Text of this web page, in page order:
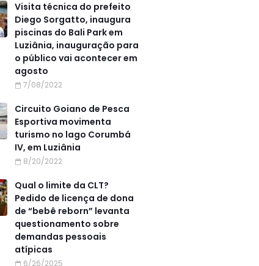
Visita técnica do prefeito
Diego Sorgatto, inaugura
piscinas do Bali Park em
Luziânia, inauguração para
o público vai acontecer em
agosto
7/08/2022
Circuito Goiano de Pesca
Esportiva movimenta
turismo no lago Corumbá
IV, em Luziânia
8/20/2022
Qual o limite da CLT?
Pedido de licença de dona
de “bebê reborn” levanta
questionamento sobre
demandas pessoais
atípicas
6/26/2025